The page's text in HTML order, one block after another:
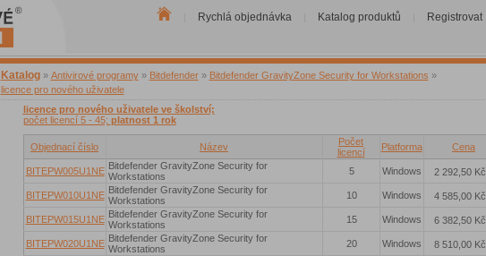
Rychlá objednávka Katalog produktů Registrovat
Katalog » Antivirové programy » Bitdefender » Bitdefender GravityZone Security for Workstations »
licence pro nového uživatele
licence pro nového uživatele ve školství;
počet licencí 5 - 45; platnost 1 rok
Objednací číslo Název
Počet
licencí
Platforma Cena
BITEPW005U1NE Bitdefender GravityZone Security for
Workstations
5 Windows 2 292,50 Kč
BITEPW010U1NE Bitdefender GravityZone Security for
Workstations
10 Windows 4 585,00 Kč
BITEPW015U1NE Bitdefender GravityZone Security for
Workstations
15 Windows 6 382,50 Kč
BITEPW020U1NE Bitdefender GravityZone Security for
Workstations
20 Windows 8 510,00 Kč